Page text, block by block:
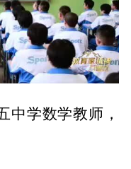
03:08
中学数学教师，